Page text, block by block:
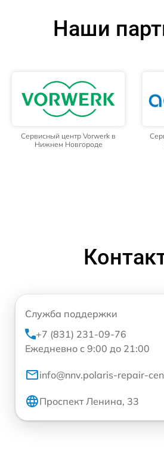
Наши
Сервисный центр Vorwerk в
Нижнем Новгороде
Служба поддержки
+7 (831) 231-09-76
Ежедневно с 9:00 до 21:00
info@nnv.polaris-repair-
Проспект Ленина, 33